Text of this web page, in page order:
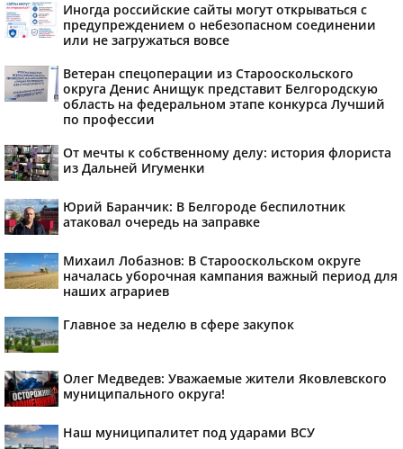
Иногда российские сайты могут открываться с
предупреждением о небезопасном соединении
или не загружаться вовсе
Ветеран спецоперации из Старооскольского
округа Денис Анищук представит Белгородскую
область на федеральном этапе конкурса Лучший
по профессии
От мечты к собственному делу: история флориста
из Дальней Игуменки
Юрий Баранчик: В Белгороде беспилотник
атаковал очередь на заправке
Михаил Лобазнов: В Старооскольском округе
началась уборочная кампания важный период для
наших аграриев
Главное за неделю в сфере закупок
Олег Медведев: Уважаемые жители Яковлевского
муниципального округа!
Наш муниципалитет под ударами ВСУ